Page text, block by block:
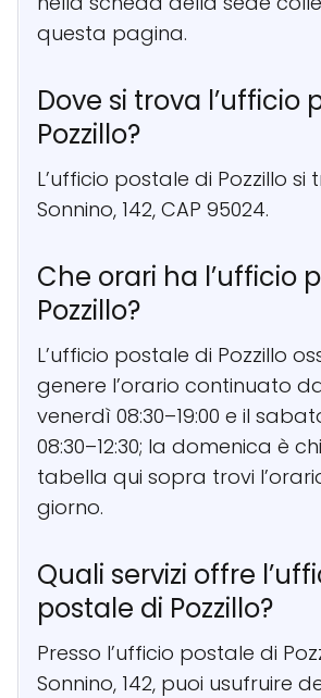
questa pagina.
Dove si trova l’ufficio
Pozzillo?
L’ufficio postale di Pozzillo si
Sonnino, 142, CAP 95024.
Che orari ha l’ufficio
Pozzillo?
L’ufficio postale di Pozzillo
genere l’orario continuato
venerdì 08:30–19:00 e il
08:30–12:30; la domenica è
tabella qui sopra trovi
giorno.
Quali servizi offre
postale di Pozzillo?
Presso l’ufficio postale di
Sonnino, 142, puoi usufruire